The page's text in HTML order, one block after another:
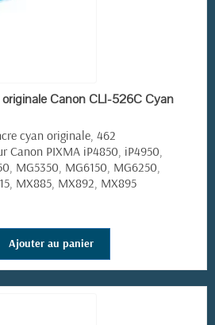
EN STOCKCanon CLI-526C Cyan
cyan originale, 462
Canon PIXMA iP4850, iP4950,
MG5350, MG6150, MG6250,
MX885, MX892, MX895
Ajouter au panier